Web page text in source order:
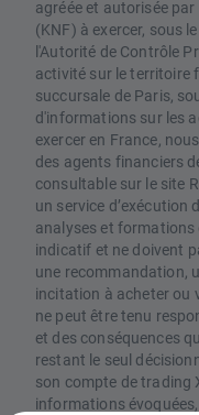
agréée et autorisée
(KNF) à exercer, sous
l'Autorité de Contrôle
activité sur le territoire
succursale de Paris,
d'informations sur les
exercer en France,
des agents financiers
consultable sur le site
un service d’exécution
analyses et
indicatif et ne doivent
une recommandation,
incitation à acheter ou
ne peut être tenu
et des conséquences
restant le seul
son compte de trading
informations